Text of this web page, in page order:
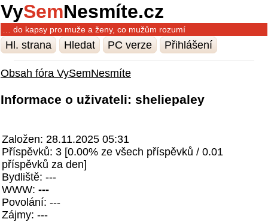
VySemNesmíte.cz
… do kapsy pro muže a ženy, co mužům rozumí
Hl. strana Hledat PC verze Přihlášení
Obsah fóra VySemNesmíte
Informace o uživateli: sheliepaley
Založen: 28.11.2025 05:31
Příspěvků: 3 [0.00% ze všech příspěvků / 0.01
příspěvků za den]
Bydliště: ---
WWW: ---
Povolání: ---
Zájmy: ---